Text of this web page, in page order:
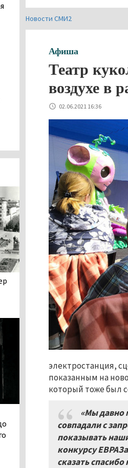
Новости СМИ2
Афиша
Театр
воздухе в
02.06.2021 16:36
электростанция,
показанным на
который тоже был
«Мы давно
совпадали с
показывать
конкурсу
сказать